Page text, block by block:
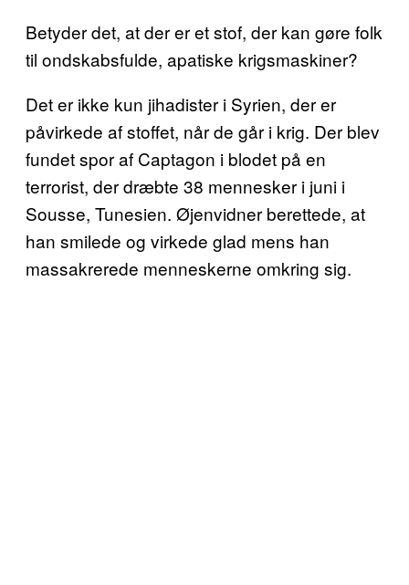
Betyder det, at der er et stof, der kan gøre folk
til ondskabsfulde, apatiske krigsmaskiner?
Det er ikke kun jihadister i Syrien, der er
påvirkede af stoffet, når de går i krig. Der blev
fundet spor af Captagon i blodet på en
terrorist, der dræbte 38 mennesker i juni i
Sousse, Tunesien. Øjenvidner berettede, at
han smilede og virkede glad mens han
massakrerede menneskerne omkring sig.